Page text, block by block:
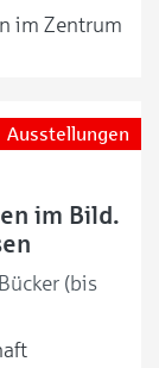
im Zentrum
Ausstellungen
im Bild.
(bis